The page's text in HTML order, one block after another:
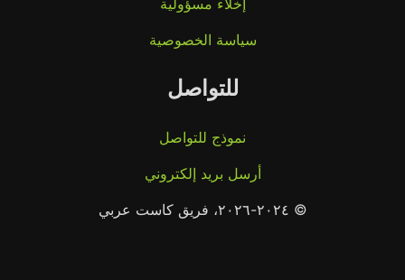
إخلاء مسؤولية
سياسة الخصوصية
للتواصل
نموذج للتواصل
أرسل بريد إلكتروني
© ٢٠٢٤-٢٠٢٦، فريق كاست عربي